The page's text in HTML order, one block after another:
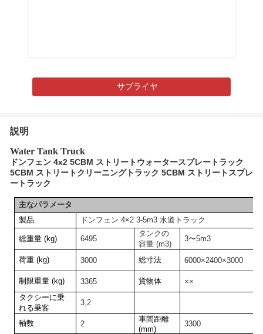
サプライヤ
説明
Water Tank Truck
ドンフェン 4x2 5CBM ストリートウォータースプレートラック
5CBM ストリートクリーニングトラック 5CBM ストリートスプレ
ートラック
主なパラメータ
製品
ドンフェン 4×2 3-5m3 水道トラック
総重量 (kg) 6495
タンクの
容量 (m3)
3〜5m3
荷重 (kg) 3000 総寸法 6000×2400×3000
制限重量 (kg) 3365 貨物体
××
タクシーに乗
れる乗客
3,2
軸数 2
車間距離
(mm)
3300